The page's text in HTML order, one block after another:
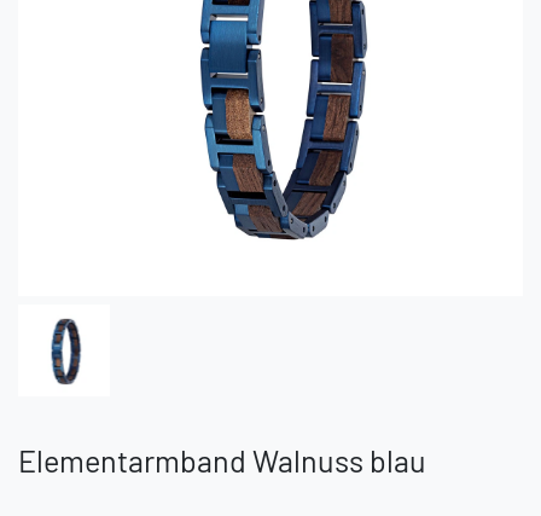
Elementarmband Walnuss blau